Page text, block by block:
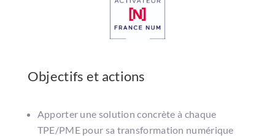
Objectifs et actions
Apporter une solution concrète à chaque
TPE/PME pour sa transformation numérique